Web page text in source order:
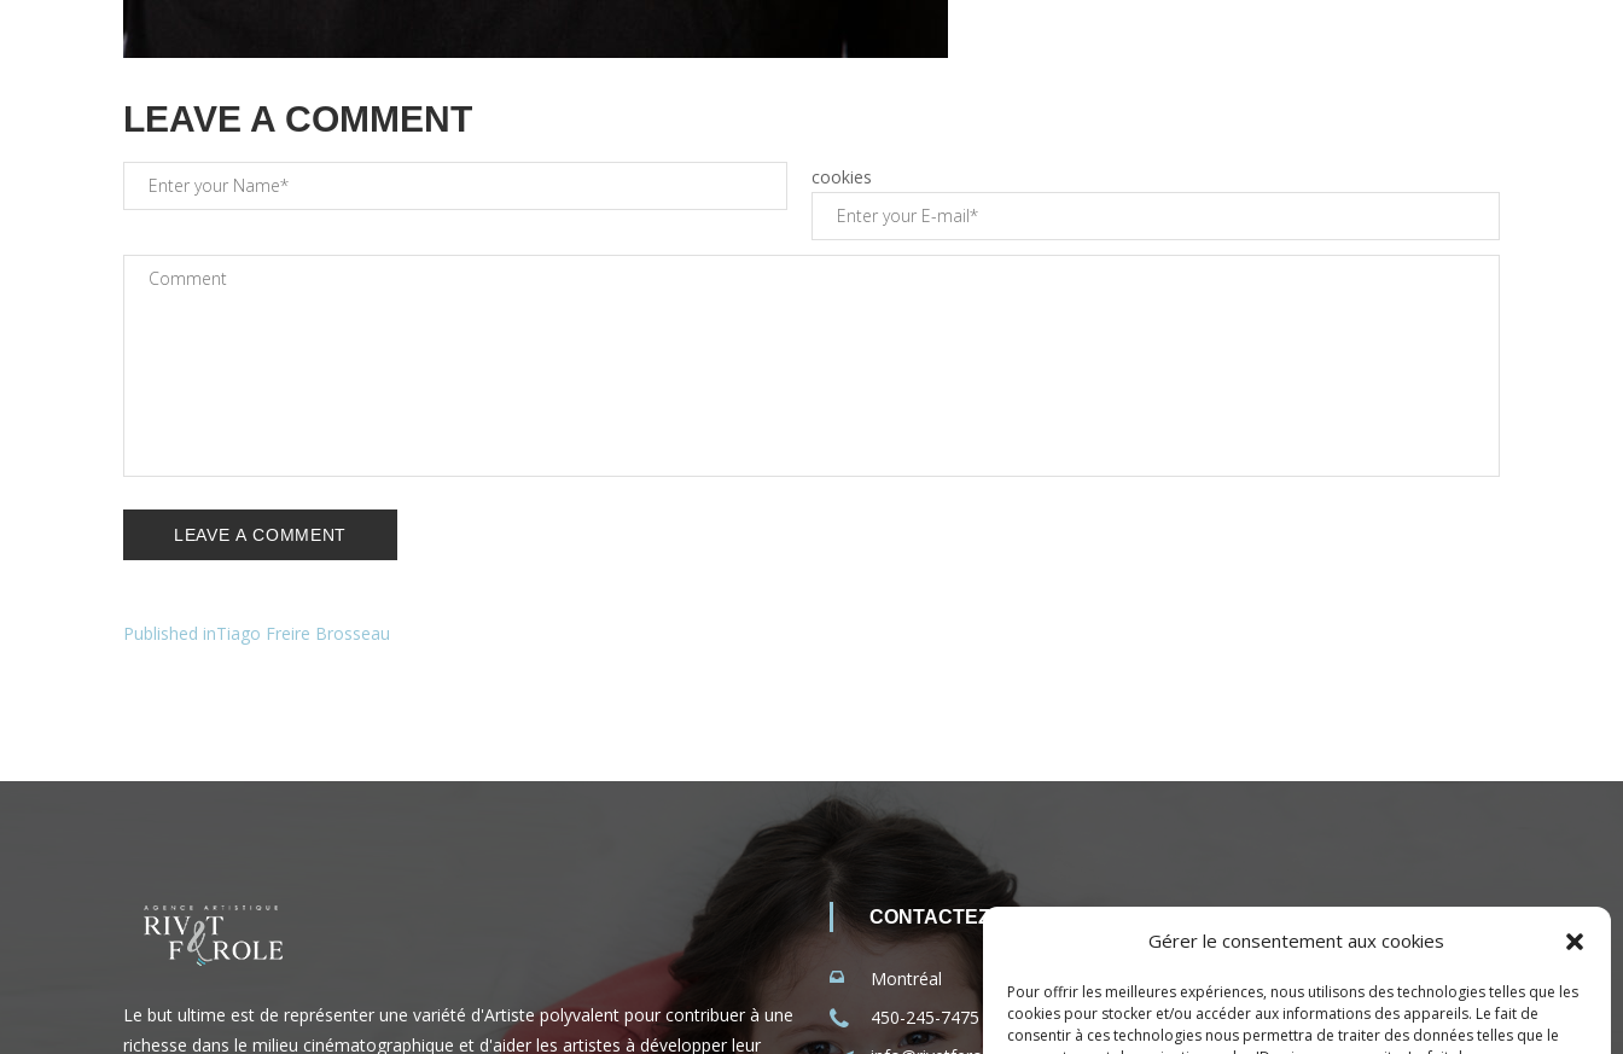
Gérer le consentement aux cookies
Pour offrir les meilleures expériences, nous utilisons des technologies telles que les
cookies pour stocker et/ou accéder aux informations des appareils. Le fait de
consentir à ces technologies nous permettra de traiter des données telles que le
LEAVE A COMMENT
cookies
Navigation
Published inTiago Freire Brosseau
Le but ultime est de représenter une variété d'Artiste polyvalent pour contribuer à une
richesse dans le milieu cinématographique et d'aider les artistes à développer leur
CONTACTEZ-NOUS
Montréal
450-245-7475 (sans frais de Montréal) ou 514-655-9191